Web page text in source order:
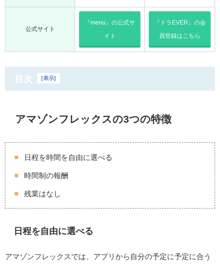
公式サイト
『menu』の公式サ
イト
『ドラEVER』の会
員登録はこちら
目次 [表示]
アマゾンフレックスの3つの特徴
日程を時間を自由に選べる
時間制の報酬
残業はなし
日程を自由に選べる
アマゾンフレックスでは、アプリから自分の予定に予定に合う